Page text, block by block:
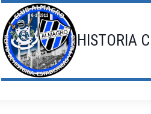
Saltar
al
contenido
HISTORIA